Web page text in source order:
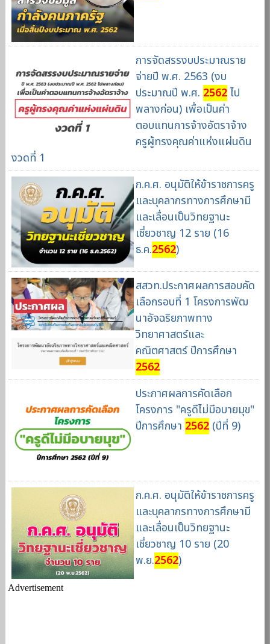
การจัดสรรงบประมาณราย
จ่ายปี พ.ศ. 2563 (งบ
ประมาณปี พ.ศ. 2562ไป
พลางก่อน) เพื่อเป็นค่า
ตอบแทนการจ้างอัตราจ้าง
ครูผู้ทรงคุณค่าแห่งแผ่นดิน
งวดที่ 1
ก.ค.ศ. อนุมัติให้ข้าราชการครู
และบุคลากรทางการศึกษามี
และเลื่อนเป็นวิทยฐานะ
เชี่ยวชาญ 12 ราย (16
ธ.ค.2562)
สสวท.ประกาศผลการสอบคัด
เลือกรอบที่ 1 โครงการพัฒ
นาอัจฉริยภาพทาง
วิทยาศาสตร์และ
คณิตศาสตร์ ปีการศึกษา
2562
ประกาศผลการคัดเลือก
โครงการ "ครูดีไม่มีอบายมุข"
ปีการศึกษา 2562(ปีที่ 9)
ก.ค.ศ. อนุมัติให้ข้าราชการครู
และบุคลากรทางการศึกษามี
และเลื่อนเป็นวิทยฐานะ
เชี่ยวชาญ 10 ราย (20
พ.ย.2562)
Advertisement